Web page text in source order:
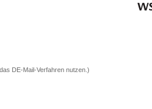
DE-Mail-Verfahren nutzen.)